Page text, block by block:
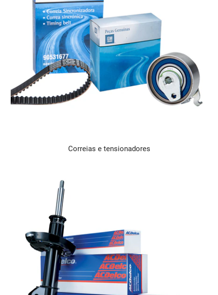
Correias e tensionadores